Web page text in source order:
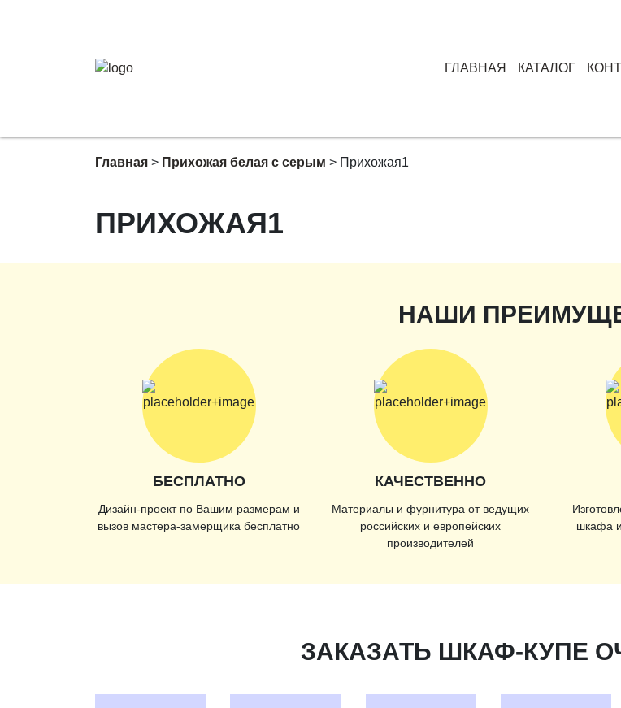
ГЛАВНАЯ КАТАЛОГ
Главная > Прихожая белая с серым > Прихожая1
ПРИХОЖАЯ1
НАШИ
БЕСПЛАТНО
Дизайн-проект по Вашим размерам и
вызов мастера-замерщика бесплатно
КАЧЕСТВЕННО
Материалы и фурнитура от ведущих
российских и европейских
производителей
шкафа
ЗАКАЗАТЬ ШКАФ-КУПЕ